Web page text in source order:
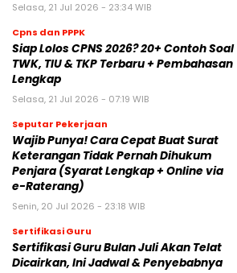
Selasa, 21 Jul 2026 - 23:34 WIB
Cpns dan PPPK
Siap Lolos CPNS 2026? 20+ Contoh Soal
TWK, TIU & TKP Terbaru + Pembahasan
Lengkap
Selasa, 21 Jul 2026 - 07:19 WIB
Seputar Pekerjaan
Wajib Punya! Cara Cepat Buat Surat
Keterangan Tidak Pernah Dihukum
Penjara (Syarat Lengkap + Online via
e-Raterang)
Senin, 20 Jul 2026 - 23:18 WIB
Sertifikasi Guru
Sertifikasi Guru Bulan Juli Akan Telat
Dicairkan, Ini Jadwal & Penyebabnya